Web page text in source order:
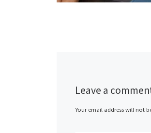
Leave a
Your email address will not